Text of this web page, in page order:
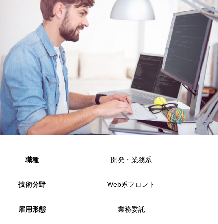
職種 開発・業務系
技術分野 Web系フロント
雇用形態 業務委託